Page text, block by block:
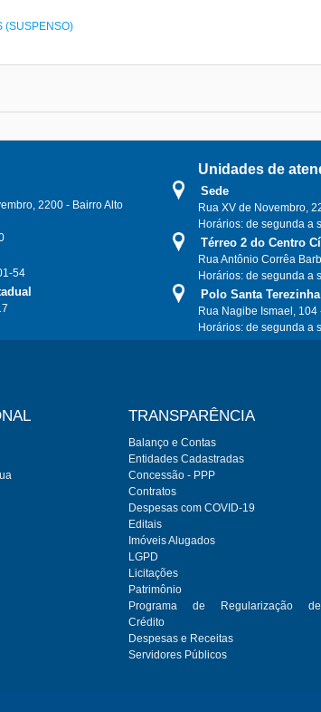
(SUSPENSO)
2200 - Bairro Alto
54
Unidades de
Sede
Rua XV de Novembro,
Horários: de segunda a
Térreo 2 do Centro
Rua Antônio Corrêa
Horários: de segunda a
Polo Santa Terezinha
Rua Nagibe Ismael,
Horários: de segunda a
TRANSPARÊNCIA
Balanço e Contas
Entidades Cadastradas
Concessão - PPP
Contratos
Despesas com COVID-19
Editais
Imóveis Alugados
LGPD
Licitações
Patrimônio
Programa de Regularização de
Crédito
Despesas e Receitas
Servidores Públicos